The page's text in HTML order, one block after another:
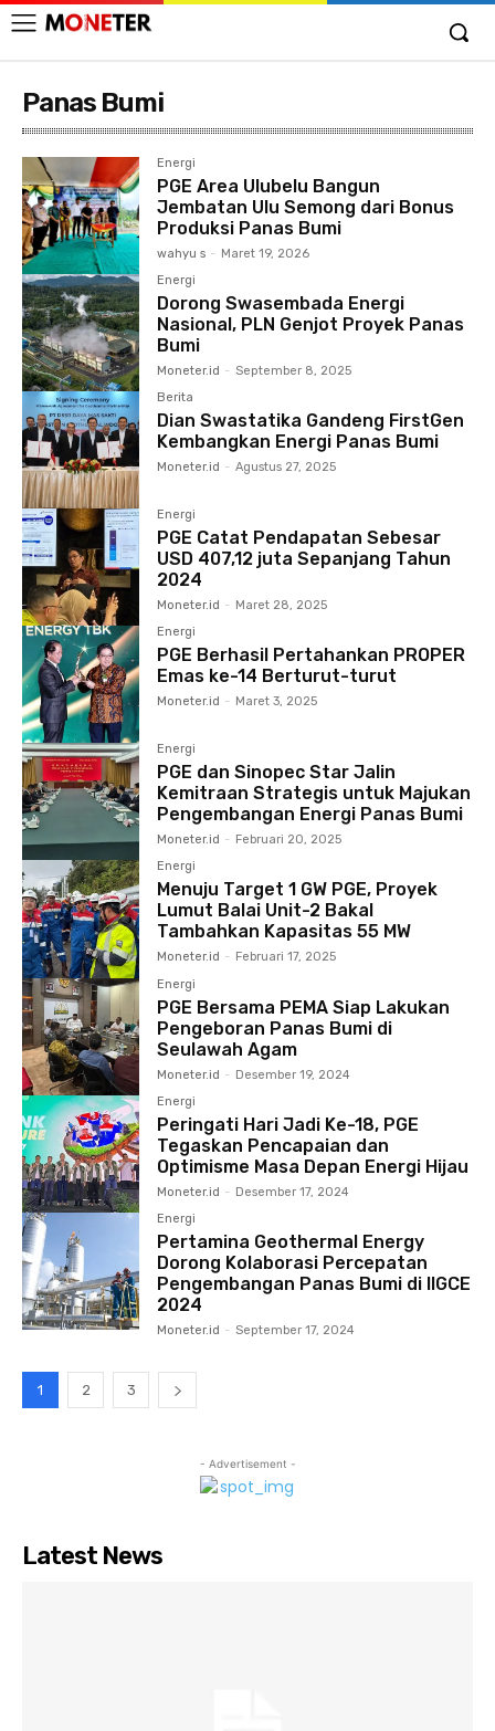
Panas Bumi
Energi
PGE Area Ulubelu Bangun
Jembatan Ulu Semong dari Bonus
Produksi Panas Bumi
wahyu s - Maret 19, 2026
Energi
Dorong Swasembada Energi
Nasional, PLN Genjot Proyek Panas
Bumi
Moneter.id - September 8, 2025
Berita
Dian Swastatika Gandeng FirstGen
Kembangkan Energi Panas Bumi
Moneter.id - Agustus 27, 2025
Energi
PGE Catat Pendapatan Sebesar
USD 407,12 juta Sepanjang Tahun
2024
Moneter.id -
Maret 28, 2025
Energi
PGE Berhasil Pertahankan PROPER
Emas ke-14 Berturut-turut
Moneter.id - Maret 3, 2025
Energi
PGE dan Sinopec Star Jalin
Kemitraan Strategis untuk Majukan
Pengembangan Energi Panas Bumi
Moneter.id -
Februari 20, 2025
Energi
Menuju Target 1 GW PGE, Proyek
Lumut Balai Unit-2 Bakal
Tambahkan Kapasitas 55 MW
Moneter.id -
Februari 17, 2025
Energi
PGE Bersama PEMA Siap Lakukan
Pengeboran Panas Bumi di
Seulawah Agam
Moneter.id - Desember 19, 2024
Energi
Peringati Hari Jadi Ke-18, PGE
Tegaskan Pencapaian dan
Optimisme Masa Depan Energi Hijau
Moneter.id - Desember 17, 2024
Energi
Pertamina Geothermal Energy
Dorong Kolaborasi Percepatan
Pengembangan Panas Bumi di IIGCE
2024
Moneter.id - September 17, 2024
1 2 3
- Advertisement -
Latest News